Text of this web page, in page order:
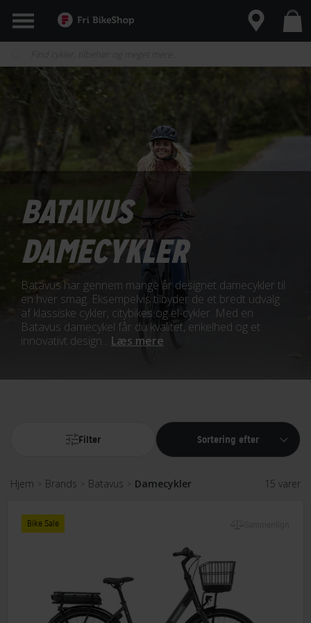
BATAVUS
DAMECYKLER
Batavus har gennem mange år designet damecykler til
en hver smag. Eksempelvis tilbyder de et bredt udvalg
af klassiske cykler, citybikes og el-cykler. Med en
Batavus damecykel får du kvalitet, enkelhed og et
innovativt design... Læs mere
Filter Sortering efter
Hjem > Brands > Batavus > Damecykler 15 varer
Bike Sale